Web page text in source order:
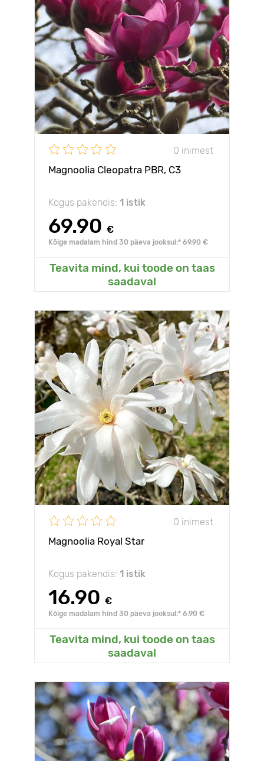
0 inimest
Magnoolia Cleopatra PBR, С3
Kogus pakendis: 1 istik
69.90 €
Kõige madalam hind 30 päeva jooksul:* 69.90 €
Teavita mind, kui toode on taas
saadaval
0 inimest
Magnoolia Royal Star
Kogus pakendis: 1 istik
16.90 €
Kõige madalam hind 30 päeva jooksul:* 6.90 €
Teavita mind, kui toode on taas
saadaval